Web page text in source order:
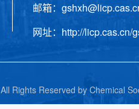
邮箱：
网址：http://licp.cas.cn/
All Rights Reserved by Chemical